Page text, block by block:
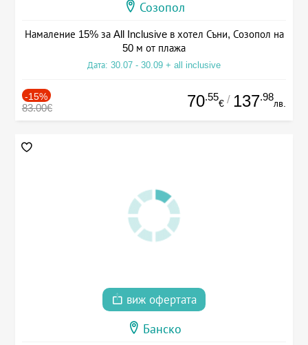
Созопол
Намаление 15% за All Inclusive в хотел Съни, Созопол на
50 м от плажа
Дата: 30.07 - 30.09 + all inclusive
-15%
83.00€ 70.55
€ / 137.98
лв.
виж офертата
Банско